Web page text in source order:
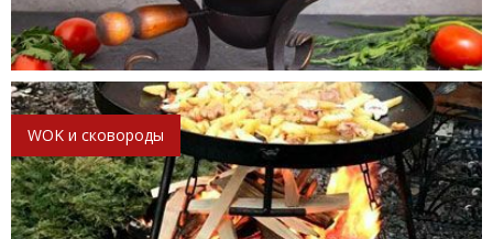
WOK и сковороды